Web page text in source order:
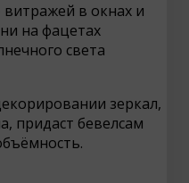
в окнах и
на фацетах
света
зеркал,
придаст бевелсам